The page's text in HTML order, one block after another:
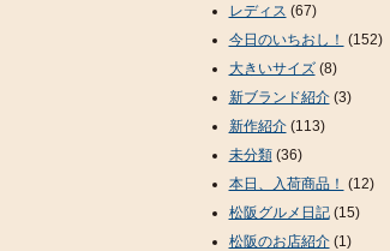
レディス (67)
今日のいちおし！ (152)
大きいサイズ(8)
新ブランド紹介(3)
新作紹介(113)
未分類(36)
本日、入荷商品！ (12)
松阪グルメ日記(15)
松阪のお店紹介(1)